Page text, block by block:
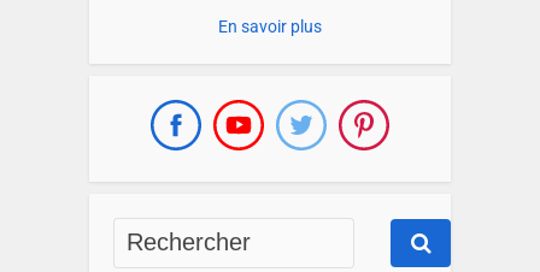
En savoir plus